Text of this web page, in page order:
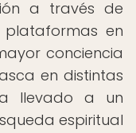
a través de
en
conciencia
en distintas
llevado a un
espiritual